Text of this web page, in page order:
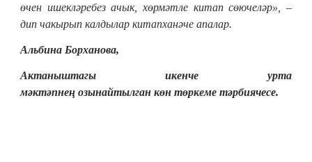
өчен ишекләребез ачык, хөрмәтле китап сөючеләр», –
дип чакырып калдылар китапханәче апалар.
Альбина Борханова,
Актаныштагы икенче урта
мәктәпнең озынайтылган көн төркеме тәрбиячесе.